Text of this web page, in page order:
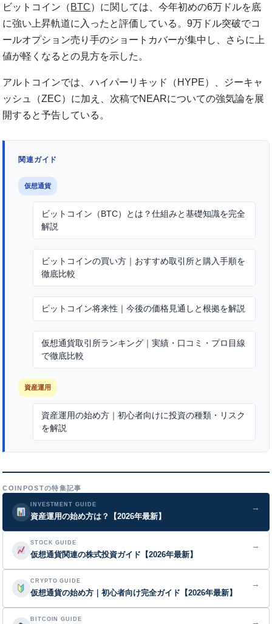
ビットコイン（ BTC）に関しては、今年初めの6万ドルを底
に強い上昇軌道に入ったと評価している。9万ドル突破でコ
ールオプション売り手のショートカバーが集中し、さらに上
値が軽くなるとの見方を示した。
アルトコインでは、ハイパーリキッド（HYPE）、ジーキャ
ッシュ（ZEC）に加え、次稿でNEARについての強気論を展
開すると予告している。
関連ガイド
仮想通貨
ビットコイン（BTC）とは？仕組みと基礎知識を完全
解説
ビットコインの買い方｜おすすめ取引所と購入手順を
徹底比較
ビットコイン将来性｜今後の価格見通しと根拠を解説
仮想通貨取引所ランキング｜実績・口コミ・プロ目線
で徹底比較
資産運用
資産運用の始め方｜初心者向けに投資の種類・リスク
を解説
COINPOSTの特集記事
INVESTMENT GUIDE
資産運用の始め方は？【2026年最新】
→
STOCK GUIDE
仮想通貨関連の株式投資ガイド【2026年最新】
→
CRYPTO GUIDE
仮想通貨の始め方｜初心者向け完全ガイド【2026年最新】
→
BITCOIN GUIDE